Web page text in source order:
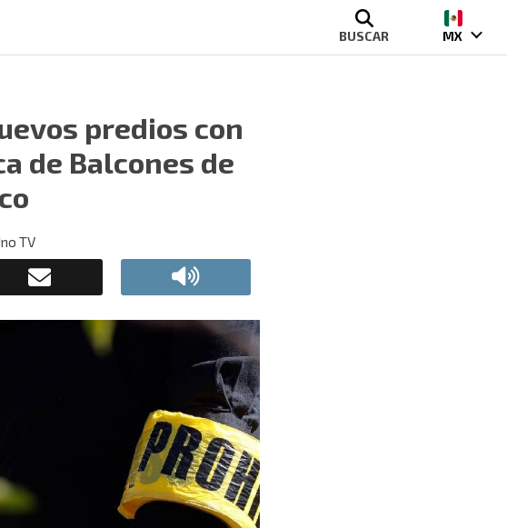
BUSCAR MX
predios con
de Balcones de
TV